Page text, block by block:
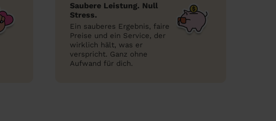
Saubere Leistung. Null
Stress.
Ein sauberes Ergebnis, faire
Preise und ein Service, der
wirklich hält, was er
verspricht. Ganz ohne
Aufwand für dich.